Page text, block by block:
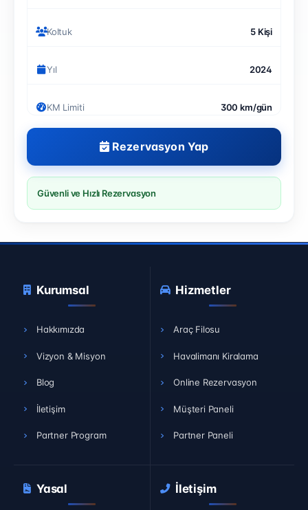
Koltuk 5 Kişi
Yıl 2024
KM Limiti 300 km/gün
Rezervasyon Yap
Güvenli ve Hızlı Rezervasyon
Kurumsal
Hakkımızda
Vizyon & Misyon
Blog
İletişim
Partner Program
Hizmetler
Araç Filosu
Havalimanı Kiralama
Online Rezervasyon
Müşteri Paneli
Partner Paneli
Yasal İletişim